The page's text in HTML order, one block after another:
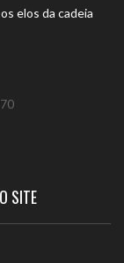
elos da cadeia
SITE